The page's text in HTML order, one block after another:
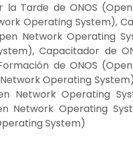
Tarde de ONOS
Operating System),
Network Operating
Capacitador de
de ONOS
Operating
Network Operating
Network Operating
System)